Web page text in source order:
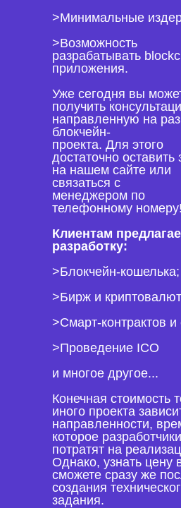
>Минимальные
>Возможность
разрабатывать
приложения.
Уже сегодня вы
получить
направленную на
блокчейн-
проекта. Для этого
достаточно оставить
на нашем сайте или
связаться с
менеджером по
телефонному номеру!
Клиентам
разработку:
>Блокчейн-кошелька;
>Бирж и
>Смарт-контрактов и
>Проведение ICO
и многое другое...
Конечная стоимость
иного проекта
направленности,
которое разработчики
потратят на
Однако, узнать цену
сможете сразу же
создания
задания.